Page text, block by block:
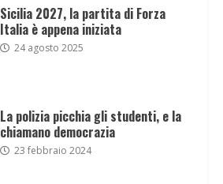
Sicilia 2027, la partita di Forza
Italia è appena iniziata
24 agosto 2025
La polizia picchia gli studenti, e la
chiamano democrazia
23 febbraio 2024